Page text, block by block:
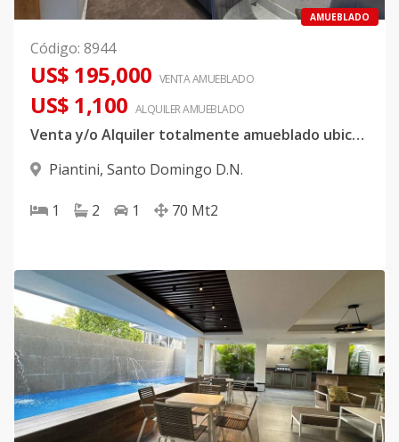
AMUEBLADO
Código: 8944
US$ 195,000 VENTA AMUEBLADO
US$ 1,100 ALQUILERAMUEBLADO
Venta y/o Alquiler totalmente amueblado ubicado en Piantini
Piantini, Santo Domingo D.N.
1 2 1 70 Mt2